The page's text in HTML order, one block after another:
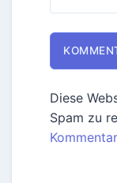
Diese
Spam zu